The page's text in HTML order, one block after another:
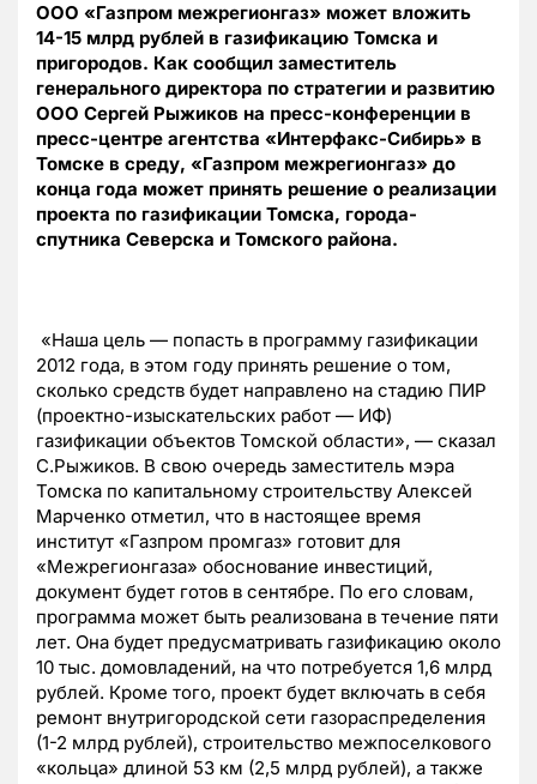
ООО «Газпром межрегионгаз» может вложить
14-15 млрд рублей в газификацию Томска и
пригородов. Как сообщил заместитель
генерального директора по стратегии и развитию
ООО Сергей Рыжиков на пресс-конференции в
пресс-центре агентства «Интерфакс-Сибирь» в
Томске в среду, «Газпром межрегионгаз» до
конца года может принять решение о реализации
проекта по газификации Томска, города-
спутника Северска и Томского района.
«Наша цель — попасть в программу газификации
2012 года, в этом году принять решение о том,
сколько средств будет направлено на стадию ПИР
(проектно-изыскательских работ — ИФ)
газификации объектов Томской области», — сказал
С.Рыжиков. В свою очередь заместитель мэра
Томска по капитальному строительству Алексей
Марченко отметил, что в настоящее время
институт «Газпром промгаз» готовит для
«Межрегионгаза» обоснование инвестиций,
документ будет готов в сентябре. По его словам,
программа может быть реализована в течение пяти
лет. Она будет предусматривать газификацию около
10 тыс. домовладений, на что потребуется 1,6 млрд
рублей. Кроме того, проект будет включать в себя
ремонт внутригородской сети газораспределения
(1-2 млрд рублей), строительство межпоселкового
«кольца» длиной 53 км (2,5 млрд рублей), а также